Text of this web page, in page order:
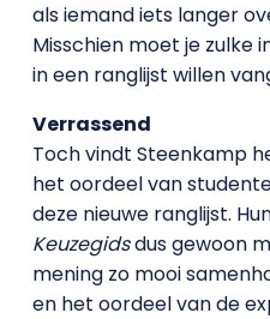
als iemand iets langer
Misschien moet je zulke
in een ranglijst willen
Verrassend
Toch vindt Steenkamp
het oordeel van
deze nieuwe ranglijst.
Keuzegidsdus gewoon
mening zo mooi
en het oordeel van de